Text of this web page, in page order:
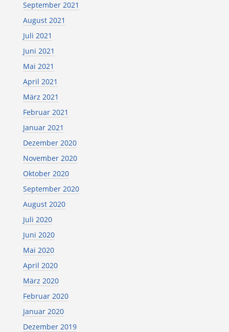
September 2021
August 2021
Juli 2021
Juni 2021
Mai 2021
April 2021
März 2021
Februar 2021
Januar 2021
Dezember 2020
November 2020
Oktober 2020
September 2020
August 2020
Juli 2020
Juni 2020
Mai 2020
April 2020
März 2020
Februar 2020
Januar 2020
Dezember 2019